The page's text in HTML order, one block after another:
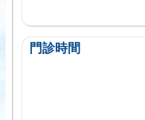
門診時間